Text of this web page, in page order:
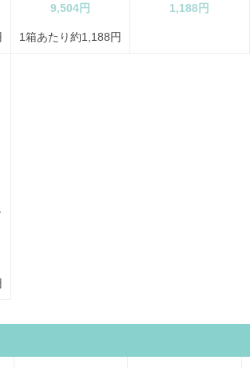
9,504円
1箱あたり約1,188円
1,188円